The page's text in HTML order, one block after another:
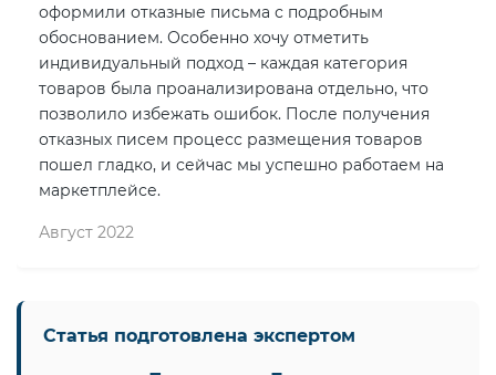
оформили отказные письма с подробным
обоснованием. Особенно хочу отметить
индивидуальный подход – каждая категория
товаров была проанализирована отдельно, что
позволило избежать ошибок. После получения
отказных писем процесс размещения товаров
пошел гладко, и сейчас мы успешно работаем на
маркетплейсе.
Август 2022
Статья подготовлена экспертом